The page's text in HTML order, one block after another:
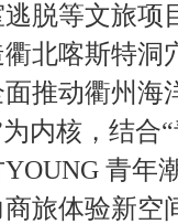
脱等文旅项
北喀斯特洞
推动衢州海
内核，结合
青年
旅体验新空